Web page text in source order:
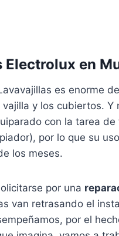
Electrolux en
es enorme
y los cubiertos. Y
con la tarea
por lo que su
los meses.
por una
van retrasando el
por el